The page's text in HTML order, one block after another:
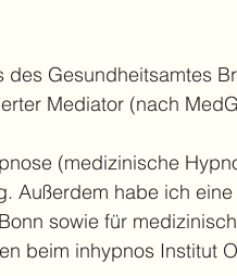
Gesundheitsamtes
Mediator (nach
(medizinische
Außerdem habe ich
sowie für
beim inhypnos Institut